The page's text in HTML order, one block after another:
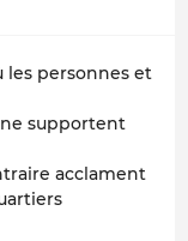
les personnes et
supportent
acclament